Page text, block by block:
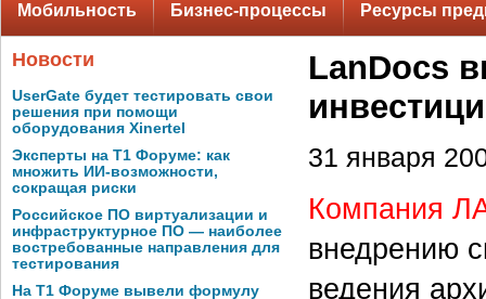
Мобильность Бизнес-процессы Ресурсы
Новости
UserGate будет тестировать свои
решения при помощи
оборудования Xinertel
Эксперты на Т1 Форуме: как
множить ИИ-возможности,
сокращая риски
Российское ПО виртуализации и
инфраструктурное ПО — наиболее
востребованные направления для
тестирования
На Т1 Форуме вывели формулу
LanDocs
31 января
Компания
внедрению
ведения